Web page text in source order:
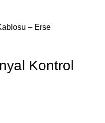
– Erse
Kontrol